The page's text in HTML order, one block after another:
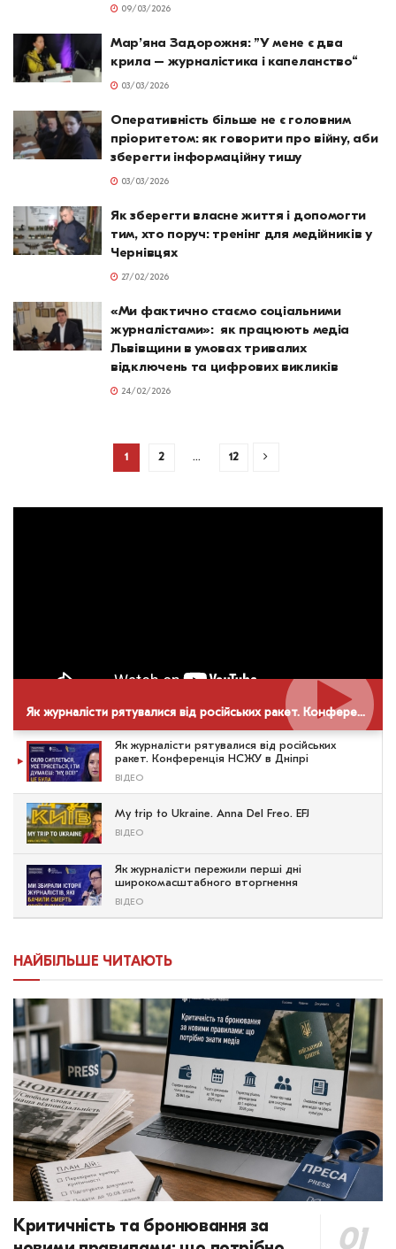
09/03/2026
Марʼяна Задорожня: ”У мене є два
крила – журналістика і капеланство“
03/03/2026
Оперативність більше не є головним
пріоритетом: як говорити про війну, аби
зберегти інформаційну тишу
03/03/2026
Як зберегти власне життя і допомогти
тим, хто поруч: тренінг для медійників у
Чернівцях
27/02/2026
«Ми фактично стаємо соціальними
журналістами»: як працюють медіа
Львівщини в умовах тривалих
відключень та цифрових викликів
24/02/2026
1 2 … 12
Як журналісти рятувалися від російських ракет. Конференція НСЖУ в Дніпрі
Як журналісти рятувалися від російських
ракет. Конференція НСЖУ в Дніпрі
ВІДЕО
My trip to Ukraine. Anna Del Freo. EFJ
ВІДЕО
Як журналісти пережили перші дні
широкомасштабного вторгнення
ВІДЕО
НАЙБІЛЬШЕ ЧИТАЮТЬ
Критичність та бронювання за